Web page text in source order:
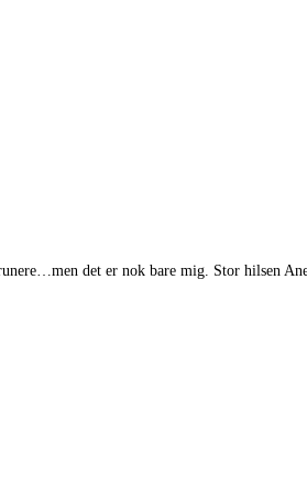
det er nok bare mig. Stor hilsen